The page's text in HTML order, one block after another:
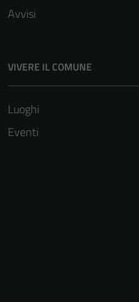
Avvisi
VIVERE IL COMUNE
Luoghi
Eventi